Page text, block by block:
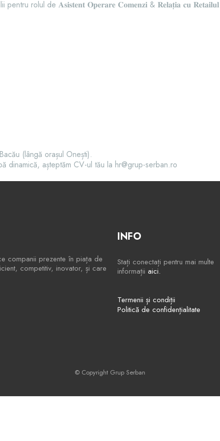
rolul de 𝐀𝐬𝐢𝐬𝐭𝐞𝐧𝐭 𝐎𝐩𝐞𝐫𝐚𝐫𝐞 𝐂𝐨𝐦𝐞𝐧𝐳𝐢 & 𝐑𝐞𝐥𝐚𝐭̦𝐢𝐚 𝐜𝐮
(lângă orașul Onești).
așteptăm CV-ul tău la hr@grup-serban.ro
companii prezente în piața de
competitiv, inovator, și care
INFO
Stați conectați pentru mai multe
informații aici.
Termenii și condiții
Politică de confidențialitate
© Copyright Grup Serban